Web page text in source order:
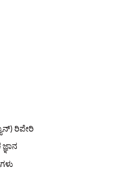
ರಿಪೇರಿ